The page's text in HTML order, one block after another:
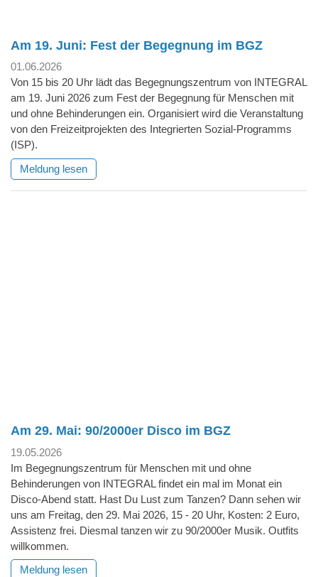
Am 19. Juni: Fest der Begegnung im BGZ
01.06.2026
Von 15 bis 20 Uhr lädt das Begegnungszentrum von INTEGRAL
am 19. Juni 2026 zum Fest der Begegnung für Menschen mit
und ohne Behinderungen ein. Organisiert wird die Veranstaltung
von den Freizeitprojekten des Integrierten Sozial-Programms
(ISP).
Meldung lesen
Am 29. Mai: 90/2000er Disco im BGZ
19.05.2026
Im Begegnungszentrum für Menschen mit und ohne
Behinderungen von INTEGRAL findet ein mal im Monat ein
Disco-Abend statt. Hast Du Lust zum Tanzen? Dann sehen wir
uns am Freitag, den 29. Mai 2026, 15 - 20 Uhr, Kosten: 2 Euro,
Assistenz frei. Diesmal tanzen wir zu 90/2000er Musik. Outfits
willkommen.
Meldung lesen